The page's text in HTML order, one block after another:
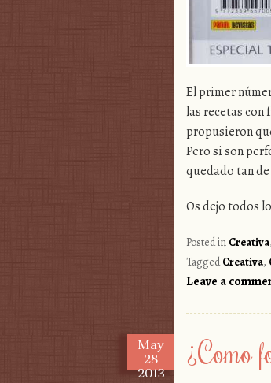
El primer
las recetas con
propusieron
Pero si son
quedado tan
Os dejo todos
Posted in Creativa,
TaggedCreativa,
Leave a
May
28
2013
¿Como